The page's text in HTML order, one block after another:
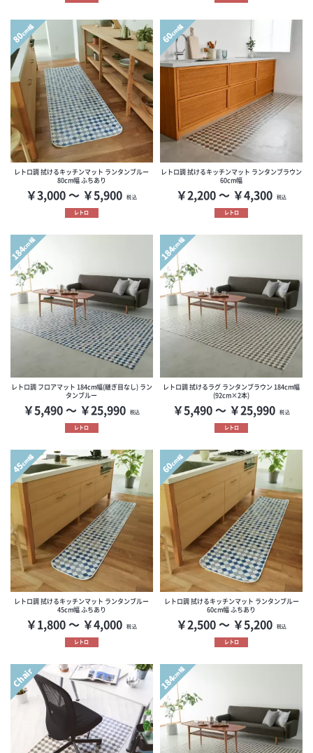
80cm幅
レトロ調 拭けるキッチンマット ランタンブルー
80cm幅 ふちあり
￥3,000 ～ ￥5,900 税込
レトロ
60cm幅
レトロ調 拭けるキッチンマット ランタンブラウン
60cm幅
￥2,200 ～ ￥4,300 税込
レトロ
184cm幅
レトロ調 フロアマット 184cm幅(継ぎ目なし) ラン
タンブルー
￥5,490 ～ ￥25,990 税込
レトロ
184cm幅
レトロ調 拭けるラグ ランタンブラウン 184cm幅
(92cm×2本)
￥5,490 ～ ￥25,990 税込
レトロ
45cm幅
レトロ調 拭けるキッチンマット ランタンブルー
45cm幅 ふちあり
￥1,800 ～ ￥4,000 税込
レトロ
60cm幅
レトロ調 拭けるキッチンマット ランタンブルー
60cm幅 ふちあり
￥2,500 ～ ￥5,200 税込
レトロ
Chair 184cm幅